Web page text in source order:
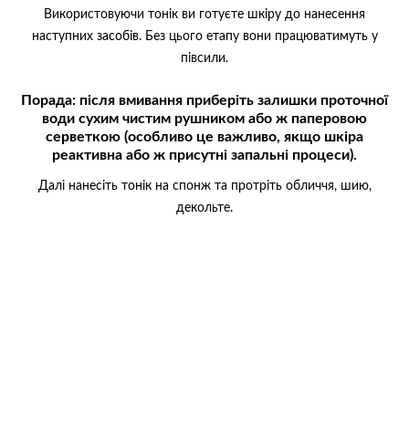
Використовуючи тонік ви готуєте шкіру до нанесення
наступних засобів. Без цього етапу вони працюватимуть у
півсили.
Порада: після вмивання приберіть залишки проточної
води сухим чистим рушником або ж паперовою
серветкою (особливо це важливо, якщо шкіра
реактивна або ж присутні запальні процеси).
Далі нанесіть тонік на спонж та протріть обличчя, шию,
декольте.